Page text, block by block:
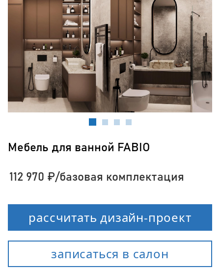
Мебель для ванной FABIO
112 970 ₽/базовая комплектация
рассчитать дизайн-проект
записаться в салон